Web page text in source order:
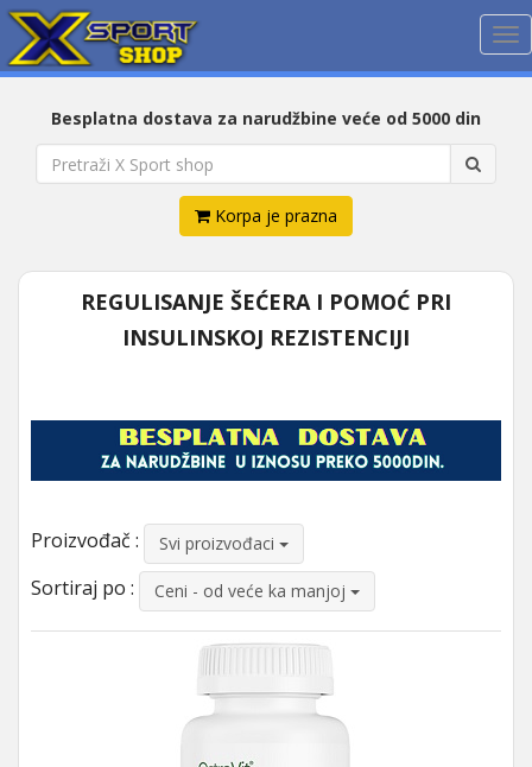
Besplatna dostava za narudžbine veće od 5000 din
Korpa je prazna
REGULISANJE ŠEĆERA I POMOĆ PRI
INSULINSKOJ REZISTENCIJI
Proizvođač : Svi proizvođaci
Sortiraj po : Ceni - od veće ka manjoj